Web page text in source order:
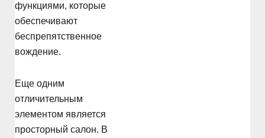
функциями, которые
обеспечивают
беспрепятственное
вождение.
Еще одним
отличительным
элементом является
просторный салон. В